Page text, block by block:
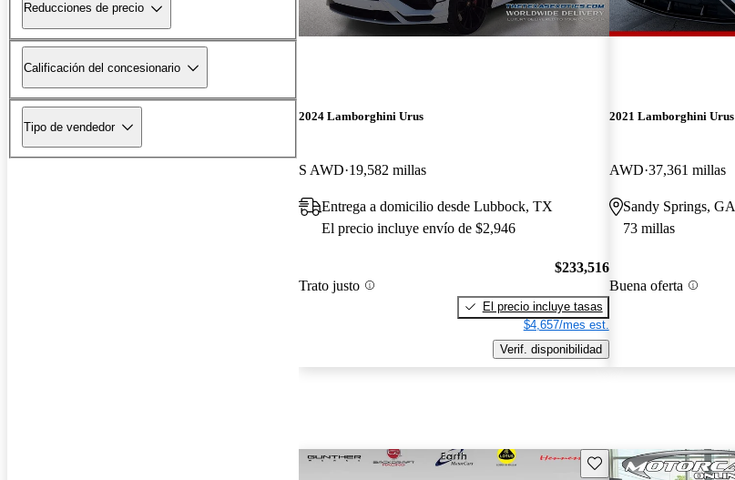
Reducciones de precio
Calificación del concesionario
Tipo de vendedor
2024 Lamborghini Urus
S AWD 19,582 millas
Entrega a domicilio desde Lubbock, TX
El precio incluye envío de $2,946
Trato justo
$233,516
El precio incluye tasas
$4,657/mes est.
Verif. disponibilidad
2021 Lamborghini Urus
AWD 37,361 millas
Sandy Springs, GA
73 millas
Buena oferta
Guarda este Aviso